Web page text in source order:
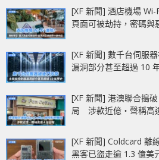
[XF 新聞] 酒店機場
頁面可被劫持，密碼與
[XF 新聞] 數千台伺服
漏洞部分甚至超過 10
[XF 新聞] 港澳聯合搗
局 涉款近億‧聲稱高
[XF 新聞] Coldcard 離
黑客已盜走逾 1.3 億美